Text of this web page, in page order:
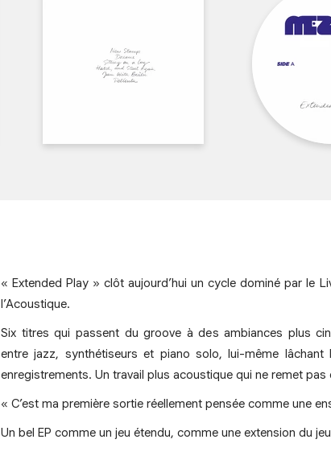
« Extended Play » clôt aujourd’hui un cycle dominé par le
l’Acoustique.
Six titres qui passent du groove à des ambiances plus
entre jazz, synthétiseurs et piano solo, lui-même
enregistrements. Un travail plus acoustique qui ne remet pas
« C’est ma première sortie réellement pensée comme une
Un bel EP comme un jeu étendu, comme une extension du